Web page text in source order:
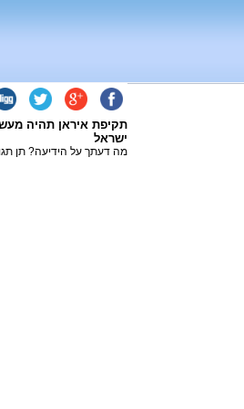
תקיפת איראן תהיה
ישראל
מה דעתך על הידיעה? תן